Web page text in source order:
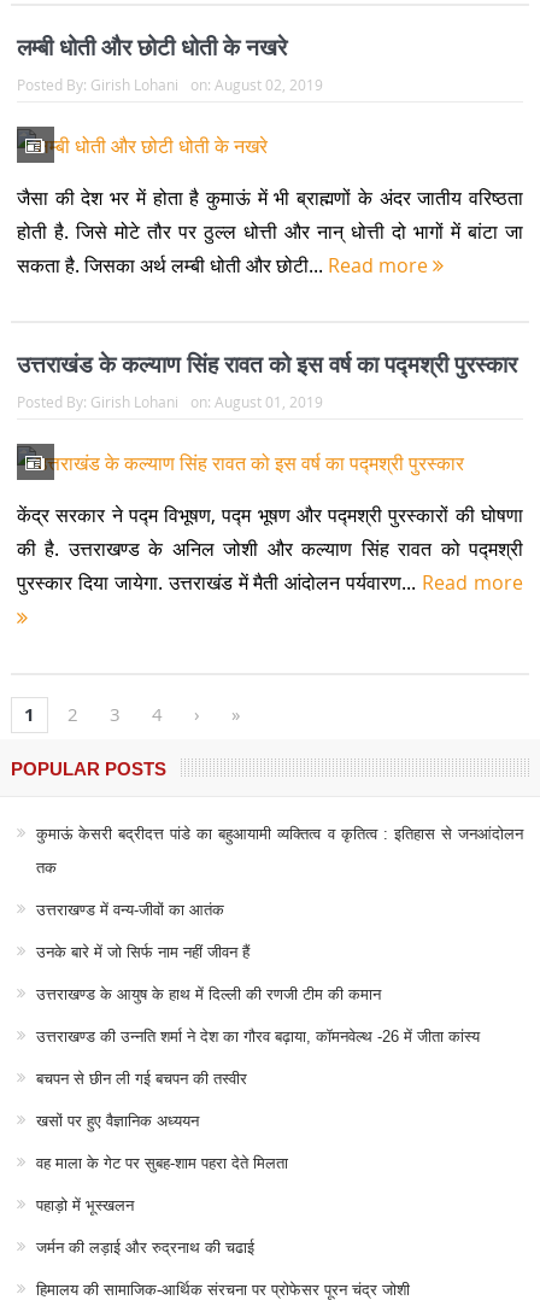
लम्बी धोती और छोटी धोती के नखरे
Posted By: Girish Lohani on: August 02, 2019
जैसा की देश भर में होता है कुमाऊं में भी ब्राह्मणों के अंदर जातीय वरिष्ठता
होती है. जिसे मोटे तौर पर ठुल्ल धोत्ती और नान् धोत्ती दो भागों में बांटा जा
सकता है. जिसका अर्थ लम्बी धोती और छोटी... Read more
उत्तराखंड के कल्याण सिंह रावत को इस वर्ष का पद्मश्री पुरस्कार
Posted By: Girish Lohani on: August 01, 2019
केंद्र सरकार ने पद्म विभूषण, पद्म भूषण और पद्मश्री पुरस्कारों की घोषणा
की है. उत्तराखण्ड के अनिल जोशी और कल्याण सिंह रावत को पद्मश्री
पुरस्कार दिया जायेगा. उत्तराखंड में मैती आंदोलन पर्यवारण... Read more
1 2 3 4 › »
POPULAR POSTS
कुमाऊं केसरी बद्रीदत्त पांडे का बहुआयामी व्यक्तित्व व कृतित्व : इतिहास से जनआंदोलन
तक
उत्तराखण्ड में वन्य-जीवों का आतंक
उनके बारे में जो सिर्फ नाम नहीं जीवन हैं
उत्तराखण्ड के आयुष के हाथ में दिल्ली की रणजी टीम की कमान
उत्तराखण्ड की उन्नति शर्मा ने देश का गौरव बढ़ाया, कॉमनवेल्थ -26 में जीता कांस्य
बचपन से छीन ली गई बचपन की तस्वीर
खसों पर हुए वैज्ञानिक अध्ययन
वह माला के गेट पर सुबह-शाम पहरा देते मिलता
पहाड़ो में भूस्खलन
जर्मन की लड़ाई और रुद्रनाथ की चढाई
हिमालय की सामाजिक-आर्थिक संरचना पर प्रोफेसर पूरन चंद्र जोशी